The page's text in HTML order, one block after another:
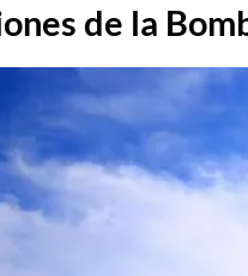
de la